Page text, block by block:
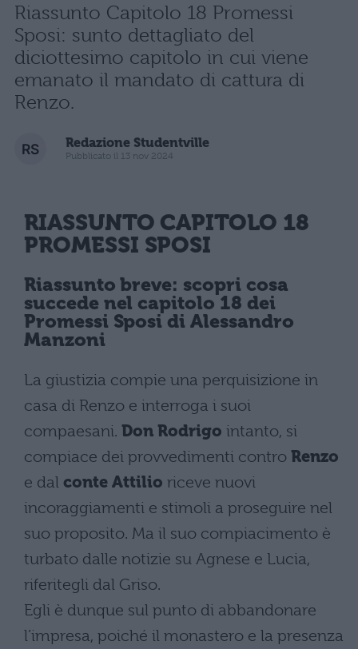
Riassunto Capitolo 18 Promessi
Sposi: sunto dettagliato del
diciottesimo capitolo in cui viene
emanato il mandato di cattura di
Renzo.
Redazione Studentville
Pubblicato il 13 nov 2024
RIASSUNTO CAPITOLO 18
PROMESSI SPOSI
Riassunto breve: scopri cosa
succede nel capitolo 18 dei
Promessi Sposi di Alessandro
Manzoni
La giustizia compie una perquisizione in
casa di Renzo e interroga i suoi
compaesani. Don Rodrigo intanto, si
compiace dei provvedimenti contro Renzo
e dal conte Attilio riceve nuovi
incoraggiamenti e stimoli a proseguire nel
suo proposito. Ma il suo compiacimento è
turbato dalle notizie su Agnese e Lucia,
riferitegli dal Griso.
Egli è dunque sul punto di abbandonare
l’impresa, poiché il monastero e la presenza